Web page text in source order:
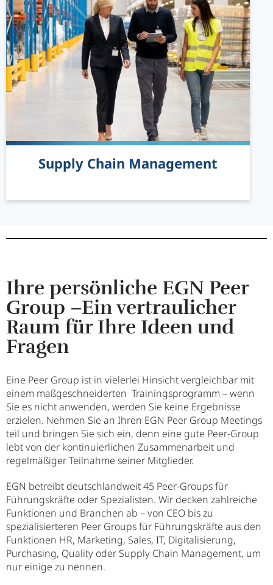
READ MORE
Supply Chain Management
Ihre persönliche EGN Peer
Group –Ein vertraulicher
Raum für Ihre Ideen und
Fragen
Eine Peer Group ist in vielerlei Hinsicht vergleichbar mit
einem maßgeschneiderten Trainingsprogramm – wenn
Sie es nicht anwenden, werden Sie keine Ergebnisse
erzielen. Nehmen Sie an Ihren EGN Peer Group Meetings
teil und bringen Sie sich ein, denn eine gute Peer-Group
lebt von der kontinuierlichen Zusammenarbeit und
regelmäßiger Teilnahme seiner Mitglieder.
EGN betreibt deutschlandweit 45 Peer-Groups für
Führungskräfte oder Spezialisten. Wir decken zahlreiche
Funktionen und Branchen ab – von CEO bis zu
spezialisierteren Peer Groups für Führungskräfte aus den
Funktionen HR, Marketing, Sales, IT, Digitalisierung,
Purchasing, Quality oder Supply Chain Management, um
nur einige zu nennen.